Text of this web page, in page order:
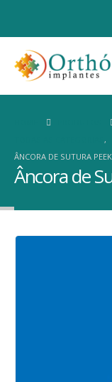
,
ÂNCORA DE SUTURA
Âncora de